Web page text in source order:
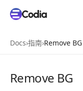
Docs›指南›Remove BG
Remove BG